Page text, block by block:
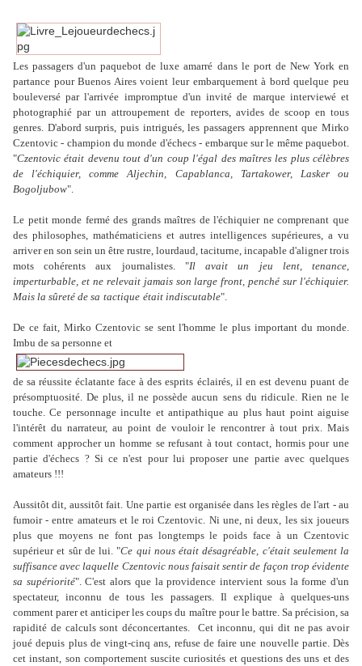
Les passagers d'un paquebot de luxe amarré dans le port de New York en
partance pour Buenos Aires voient leur embarquement à bord quelque peu
bouleversé par l'arrivée impromptue d'un invité de marque interviewé et
photographié par un attroupement de reporters, avides de scoop en tous
genres. D'abord surpris, puis intrigués, les passagers apprennent que Mirko
Czentovic - champion du monde d'échecs - embarque sur le même paquebot.
"Czentovic était devenu tout d'un coup l'égal des maîtres les plus célèbres
de l'échiquier, comme Aljechin, Capablanca, Tartakower, Lasker ou
Bogoljubow".
Le petit monde fermé des grands maîtres de l'échiquier ne comprenant que
des philosophes, mathématiciens et autres intelligences supérieures, a vu
arriver en son sein un être rustre, lourdaud, taciturne, incapable d'aligner trois
mots cohérents aux journalistes. "Il avait un jeu lent, tenance,
imperturbable, et ne relevait jamais son large front, penché sur l'échiquier.
Mais la sûreté de sa tactique était indiscutable".
De ce fait, Mirko Czentovic se sent l'homme le plus important du monde.
Imbu de sa personne et
de sa réussite éclatante face à des esprits éclairés, il en est devenu puant de
présomptuosité. De plus, il ne possède aucun sens du ridicule. Rien ne le
touche. Ce personnage inculte et antipathique au plus haut point aiguise
l'intérêt du narrateur, au point de vouloir le rencontrer à tout prix. Mais
comment approcher un homme se refusant à tout contact, hormis pour une
partie d'échecs ? Si ce n'est pour lui proposer une partie avec quelques
amateurs !!!
Aussitôt dit, aussitôt fait. Une partie est organisée dans les règles de l'art - au
fumoir - entre amateurs et le roi Czentovic. Ni une, ni deux, les six joueurs
plus que moyens ne font pas longtemps le poids face à un Czentovic
supérieur et sûr de lui. "Ce qui nous était désagréable, c'était seulement la
suffisance avec laquelle Czentovic nous faisait sentir de façon trop évidente
sa supériorité". C'est alors que la providence intervient sous la forme d'un
spectateur, inconnu de tous les passagers. Il explique à quelques-uns
comment parer et anticiper les coups du maître pour le battre. Sa précision, sa
rapidité de calculs sont déconcertantes. Cet inconnu, qui dit ne pas avoir
joué depuis plus de vingt-cinq ans, refuse de faire une nouvelle partie. Dès
cet instant, son comportement suscite curiosités et questions des uns et des